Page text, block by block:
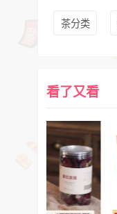
茶分类
看了又看